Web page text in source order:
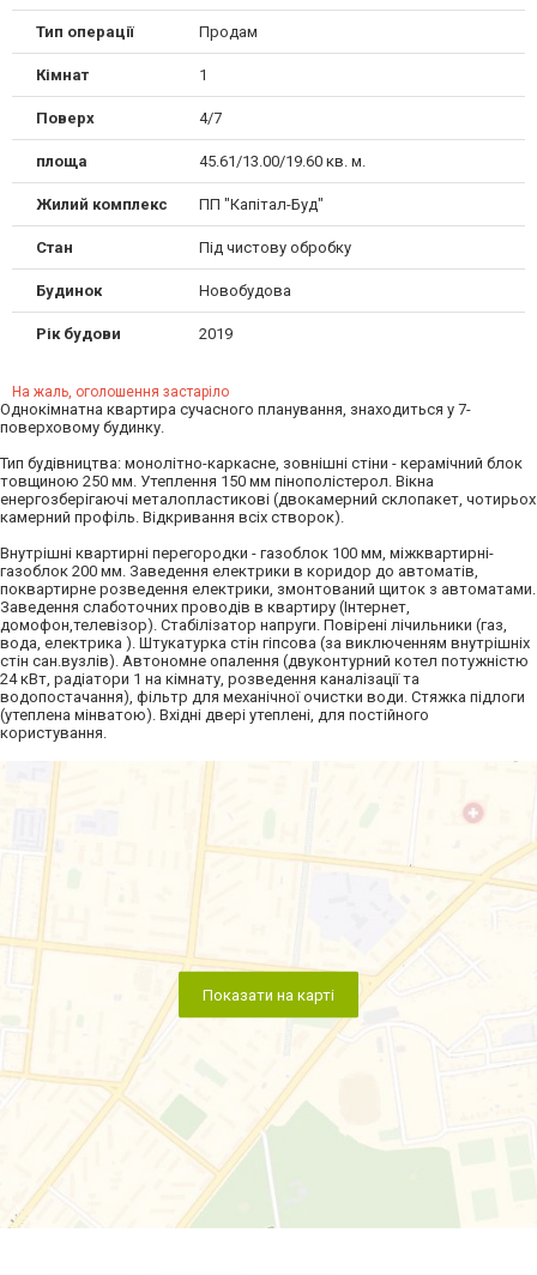
Тип операції Продам
Кімнат 1
Поверх 4/7
площа 45.61/13.00/19.60 кв. м.
Жилий комплекс ПП "Капітал-Буд"
Стан Під чистову обробку
Будинок Новобудова
Рік будови 2019
На жаль, оголошення застаріло
Однокімнатна квартира сучасного планування, знаходиться у 7-
поверховому будинку.
Тип будівництва: монолітно-каркасне, зовнішні стіни - керамічний блок
товщиною 250 мм. Утеплення 150 мм пінополістерол. Вікна
енергозберігаючі металопластикові (двокамерний склопакет, чотирьох
камерний профіль. Відкривання всіх створок).
Внутрішні квартирні перегородки - газоблок 100 мм, міжквартирні-
газоблок 200 мм. Заведення електрики в коридор до автоматів,
поквартирне розведення електрики, змонтований щиток з автоматами.
Заведення слаботочних проводів в квартиру (Інтернет,
домофон,телевізор). Стабілізатор напруги. Повірені лічильники (газ,
вода, електрика ). Штукатурка стін гіпсова (за виключенням внутрішніх
стін сан.вузлів). Автономне опалення (двуконтурний котел потужністю
24 кВт, радіатори 1 на кімнату, розведення каналізації та
водопостачання), фільтр для механічної очистки води. Стяжка підлоги
(утеплена мінватою). Вхідні двері утеплені, для постійного
користування.
Показати на карті